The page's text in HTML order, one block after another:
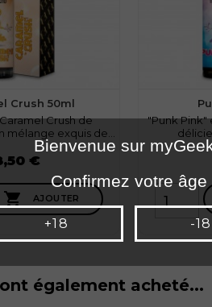
Crush 50ml
Crush de
mélange exquis de...
€
 AJOUTER
"Punk Pink"
Prix
également acheté...
Bienvenue sur
Confirmez votre âge
+18 -18